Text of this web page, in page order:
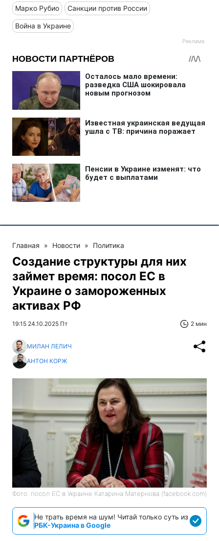
Марко Рубио Санкции против России
Война в Украине
Главная » Новости » Политика
Создание структуры для них
займет время: посол ЕС в
Украине о замороженных
активах РФ
19:15 24.10.2025 Пт 2 мин
МИЛАН ЛЕЛИЧ
АНТОН КОРЖ
Фото: посол ЕС в Украине Катарина Матернова (facebook.com)
Не трать время на шум! Читай только суть из
РБК-Украина в Google